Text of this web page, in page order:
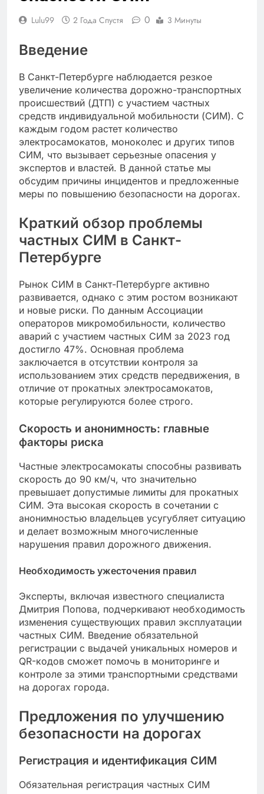
Lulu99 2 Года Спустя 0 3 Минуты
Введение
В Санкт-Петербурге наблюдается резкое
увеличение количества дорожно-транспортных
происшествий (ДТП) с участием частных
средств индивидуальной мобильности (СИМ). С
каждым годом растет количество
электросамокатов, моноколес и других типов
СИМ, что вызывает серьезные опасения у
экспертов и властей. В данной статье мы
обсудим причины инцидентов и предложенные
меры по повышению безопасности на дорогах.
Краткий обзор проблемы
частных СИМ в Санкт-
Петербурге
Рынок СИМ в Санкт-Петербурге активно
развивается, однако с этим ростом возникают
и новые риски. По данным Ассоциации
операторов микромобильности, количество
аварий с участием частных СИМ за 2023 год
достигло 47%. Основная проблема
заключается в отсутствии контроля за
использованием этих средств передвижения, в
отличие от прокатных электросамокатов,
которые регулируются более строго.
Скорость и анонимность: главные
факторы риска
Частные электросамокаты способны развивать
скорость до 90 км/ч, что значительно
превышает допустимые лимиты для прокатных
СИМ. Эта высокая скорость в сочетании с
анонимностью владельцев усугубляет ситуацию
и делает возможным многочисленные
нарушения правил дорожного движения.
Необходимость ужесточения правил
Эксперты, включая известного специалиста
Дмитрия Попова, подчеркивают необходимость
изменения существующих правил эксплуатации
частных СИМ. Введение обязательной
регистрации с выдачей уникальных номеров и
QR-кодов сможет помочь в мониторинге и
контроле за этими транспортными средствами
на дорогах города.
Предложения по улучшению
безопасности на дорогах
Регистрация и идентификация СИМ
Обязательная регистрация частных СИМ